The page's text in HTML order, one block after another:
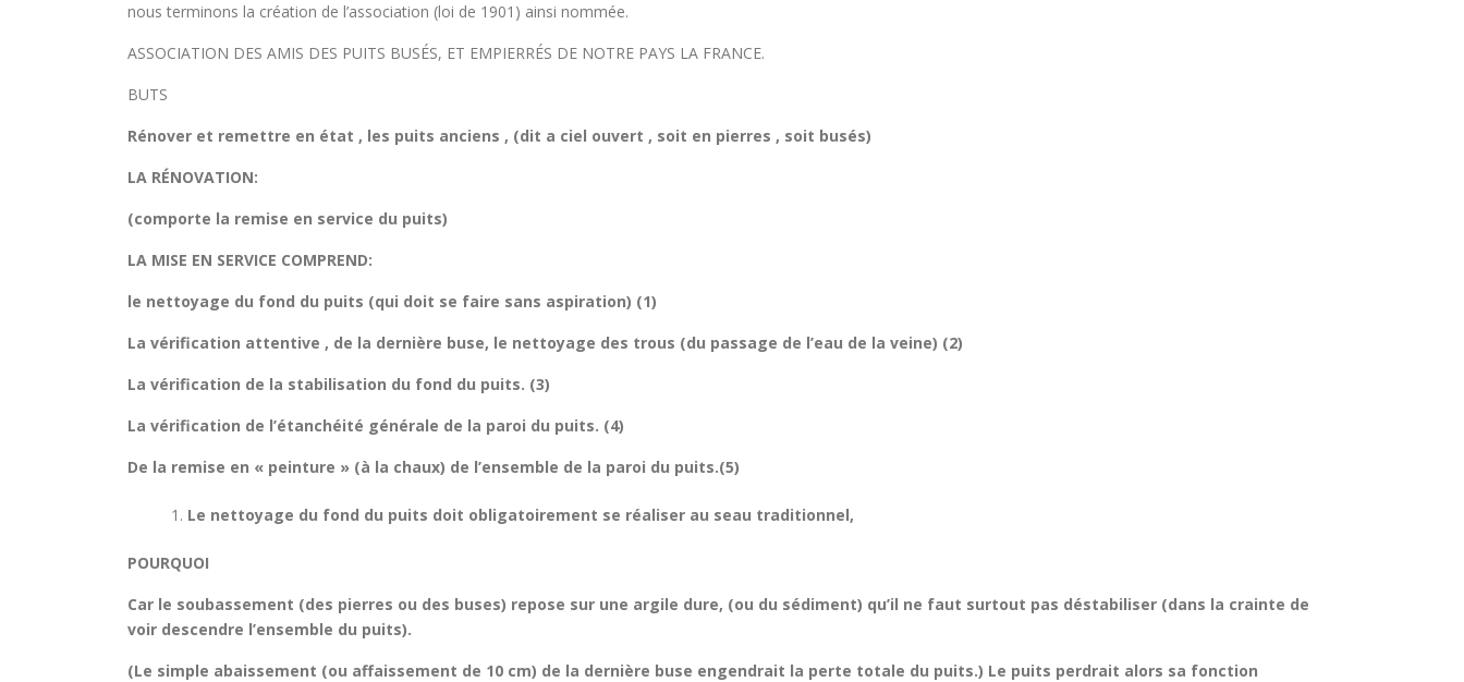
nous terminons la création de l’association (loi de 1901) ainsi nommée.
ASSOCIATION DES AMIS DES PUITS BUSÉS, ET EMPIERRÉS DE NOTRE PAYS LA FRANCE.
BUTS
Rénover et remettre en état , les puits anciens , (dit a ciel ouvert , soit en pierres , soit busés)
LA RÉNOVATION:
(comporte la remise en service du puits)
LA MISE EN SERVICE COMPREND:
le nettoyage du fond du puits (qui doit se faire sans aspiration) (1)
La vérification attentive , de la dernière buse, le nettoyage des trous (du passage de l’eau de la veine) (2)
La vérification de la stabilisation du fond du puits. (3)
La vérification de l’étanchéité générale de la paroi du puits. (4)
De la remise en « peinture » (à la chaux) de l’ensemble de la paroi du puits.(5)
Le nettoyage du fond du puits doit obligatoirement se réaliser au seau traditionnel,
POURQUOI
Car le soubassement (des pierres ou des buses) repose sur une argile dure, (ou du sédiment) qu’il ne faut surtout pas déstabiliser (dans la crainte de
voir descendre l’ensemble du puits).
(Le simple abaissement (ou affaissement de 10 cm) de la dernière buse engendrait la perte totale du puits.) Le puits perdrait alors sa fonction